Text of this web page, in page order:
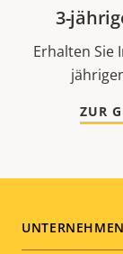
3-
Erhalten Sie
ZUR
Footer
UNTERNEHMEN